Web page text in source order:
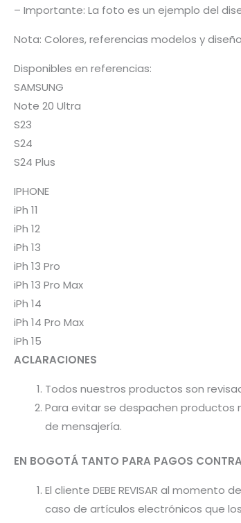
– Importante: La foto es un ejemplo del
Nota: Colores, referencias modelos y
Disponibles en referencias:
SAMSUNG
Note 20 Ultra
S23
S24
S24 Plus
IPHONE
iPh 11
iPh 12
iPh 13
iPh 13 Pro
iPh 13 Pro Max
iPh 14
iPh 14 Pro Max
iPh 15
ACLARACIONES
Todos nuestros productos son
Para evitar se despachen
de mensajería.
EN BOGOTÁ TANTO PARA PAGOS
El cliente DEBE REVISAR al
caso de artículos electrónicos que los